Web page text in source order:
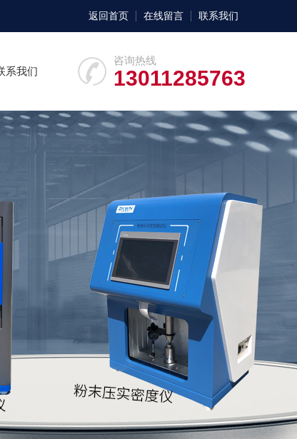
返回首页 在线留言 联系我们
咨询热线
13011285763
系我们